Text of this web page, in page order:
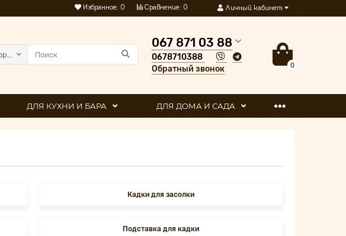
Личный кабинет
Сравнение: 0
Избранное: 0
067 871 03 88
0678710388
Обратный звонок
0
ДЛЯ КУХНИ И БАРА ДЛЯ ДОМА И САДА
Кадки для засолки
Подставка для кадки